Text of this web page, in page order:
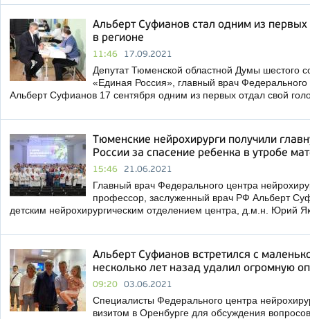
Альберт Суфианов стал одним из первых
в регионе
11:46 17.09.2021
Депутат Тюменской областной Думы шестого
«Единая Россия», главный врач Федерального
Альберт Суфианов 17 сентября одним из первых отдал свой
Тюменские нейрохирурги получили
России за спасение ребенка в утробе
15:46 21.06.2021
Главный врач Федерального центра
профессор, заслуженный врач РФ Альберт
детским нейрохирургическим отделением центра, д.м.н. Юрий
Альберт Суфианов встретился с
несколько лет назад удалил огромную
09:20 03.06.2021
Специалисты Федерального центра
визитом в Оренбурге для обсуждения